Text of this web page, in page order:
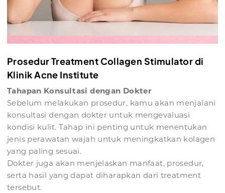
Prosedur Treatment Collagen Stimulator di
Klinik Acne Institute
Tahapan Konsultasi dengan Dokter
Sebelum melakukan prosedur, kamu akan menjalani
konsultasi dengan dokter untuk mengevaluasi
kondisi kulit. Tahap ini penting untuk menentukan
jenis perawatan wajah untuk meningkatkan kolagen
yang paling sesuai.
Dokter juga akan menjelaskan manfaat, prosedur,
serta hasil yang dapat diharapkan dari treatment
tersebut.